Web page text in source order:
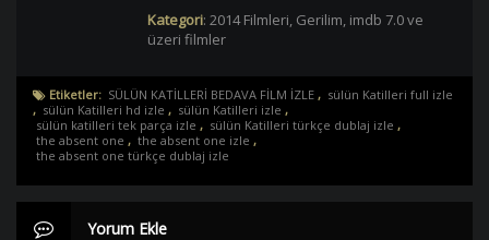
Kategori: 2014 Filmleri, Gerilim, imdb 7.0 ve
üzeri filmler
Etiketler: SÜLÜN KATİLLERİ BEDAVA FİLM İZLE , sülün Katilleri full izle
, sülün Katilleri hd izle , sülün Katilleri izle ,
sülün katilleri tek parça izle , sülün Katilleri türkçe dublaj izle ,
the absent one , the absent one izle ,
the absent one türkçe dublaj izle
Yorum Ekle